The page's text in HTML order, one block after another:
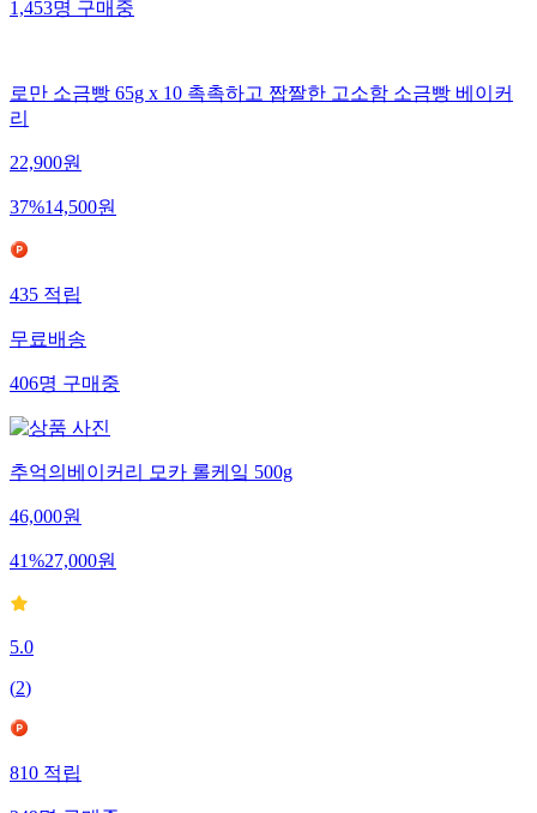
1,453명구매중
로만 소금빵 65g x 10 촉촉하고 짭짤한 고소함 소금빵 베이커
리
22,900원
37%14,500원
435적립
무료배송
406명구매중
추억의베이커리 모카 롤케잌 500g
46,000원
41%27,000원
5.0
(2)
810적립